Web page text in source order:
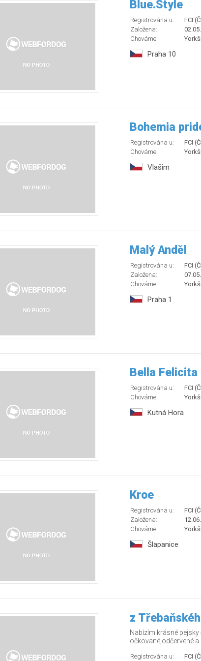
Blue.Style
Registrována u:
FCI
Založena:
Chováme:
Praha 10
Bohemia
Registrována u:
FCI
Chováme:
Vlašim
Malý Anděl
Registrována u:
FCI
Založena:
Chováme:
Praha 1
Bella Felicita
Registrována u:
FCI
Chováme:
Kutná Hora
Kroe
Registrována u:
FCI
Založena:
Chováme:
Šlapanice
z
Nabízím krásné pejsky
očkované,odčervené
Registrována u: FCI